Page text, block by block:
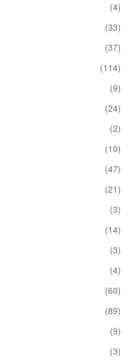
(4)
(33)
(37)
(114)
(9)
(24)
(2)
(10)
(47)
(21)
(3)
(14)
(3)
(4)
(60)
(89)
(9)
(3)